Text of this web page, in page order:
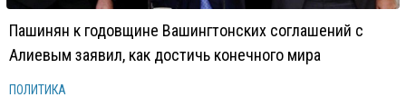
Пашинян к годовщине Вашингтонских соглашений с
Алиевым заявил, как достичь конечного мира
ПОЛИТИКА